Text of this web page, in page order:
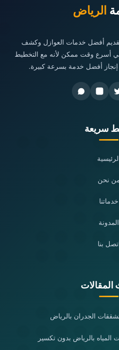
الرياض
أفضل خدمات العوازل وكشف
في أسرع وقت ممكن لأنه مع التخطيط
أفضل خدمة بسرعة كبيرة.
سريعة
نحن
خدماتنا
المدونة
بنا
الجدران بالرياض
بالرياض بدون تكسير